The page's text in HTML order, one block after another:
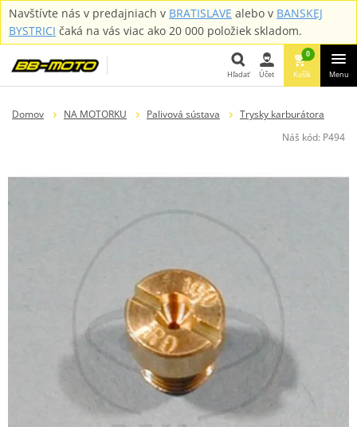
Navštívte nás v predajniach v BRATISLAVE alebo v BANSKEJ
BYSTRICI čaká na vás viac ako 20 000 položiek skladom.
Hľadať
Hľadať Účet
0
Košík Menu
Domov NA MOTORKU Palivová sústava
Trysky karburátora
Náš kód: P494